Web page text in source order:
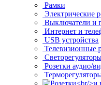
Рамки
Электрические
Выключатели и
Интернет и
USB устройства
Телевизионные
Розетки аудио/